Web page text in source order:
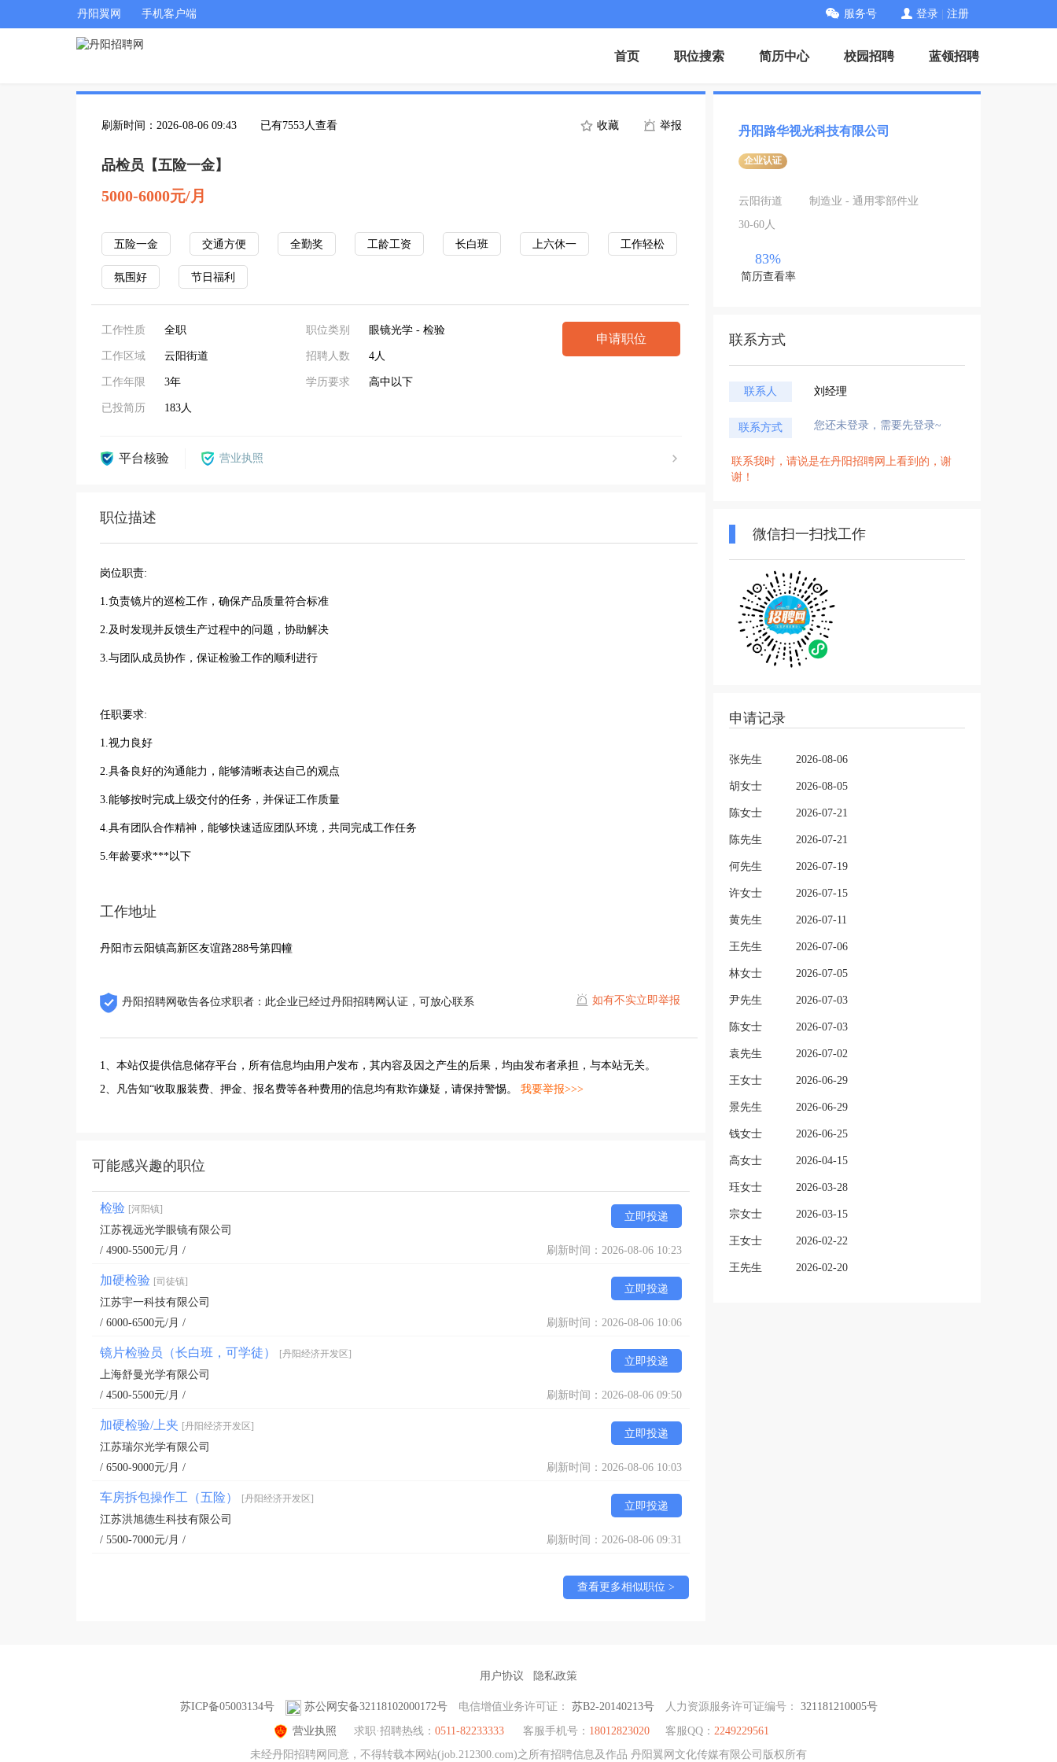
丹阳翼网 手机客户端 服务号 登录 注册
首页 职位搜索 简历中心 校园招聘 蓝领招聘
刷新时间：2026-08-06 09:43 已有7553人查看 收藏 举报
品检员【五险一金】
5000-6000元/月
五险一金 交通方便 全勤奖 工龄工资 长白班 上六休一 工作轻松
氛围好 节日福利
工作性质 全职
工作区域 云阳街道
工作年限 3年
已投简历 183人
职位类别 眼镜光学 - 检验
招聘人数 4人
学历要求 高中以下
申请职位
平台核验 营业执照
职位描述
岗位职责:
1.负责镜片的巡检工作，确保产品质量符合标准
2.及时发现并反馈生产过程中的问题，协助解决
3.与团队成员协作，保证检验工作的顺利进行
任职要求:
1.视力良好
2.具备良好的沟通能力，能够清晰表达自己的观点
3.能够按时完成上级交付的任务，并保证工作质量
4.具有团队合作精神，能够快速适应团队环境，共同完成工作任务
5.年龄要求***以下
工作地址
丹阳市云阳镇高新区友谊路288号第四幢
丹阳招聘网敬告各位求职者：此企业已经过丹阳招聘网认证，可放心联系 如有不实立即举报
1、本站仅提供信息储存平台，所有信息均由用户发布，其内容及因之产生的后果，均由发布者承担，与本站无关。
2、凡告知“收取服装费、押金、报名费等各种费用的信息均有欺诈嫌疑，请保持警惕。 我要举报>>>
可能感兴趣的职位
检验 [河阳镇]
立即投递
江苏视远光学眼镜有限公司
/ 4900-5500元/月 /
刷新时间：2026-08-06 10:23
加硬检验 [司徒镇]
立即投递
江苏宇一科技有限公司
/ 6000-6500元/月 /
刷新时间：2026-08-06 10:06
镜片检验员（长白班，可学徒） [丹阳经济开发区]
立即投递
上海舒曼光学有限公司
/ 4500-5500元/月 /
刷新时间：2026-08-06 09:50
加硬检验/上夹 [丹阳经济开发区]
立即投递
江苏瑞尔光学有限公司
/ 6500-9000元/月 /
刷新时间：2026-08-06 10:03
车房拆包操作工（五险） [丹阳经济开发区]
立即投递
江苏洪旭德生科技有限公司
/ 5500-7000元/月 /
刷新时间：2026-08-06 09:31
查看更多相似职位 >
丹阳路华视光科技有限公司
企业认证
云阳街道
制造业 - 通用零部件业
30-60人
83%
简历查看率
联系方式
联系人 刘经理
联系方式 您还未登录，需要先登录~
联系我时，请说是在丹阳招聘网上看到的，谢
谢！
微信扫一扫找工作
申请记录
张先生 2026-08-06
胡女士 2026-08-05
陈女士 2026-07-21
陈先生 2026-07-21
何先生 2026-07-19
许女士 2026-07-15
黄先生 2026-07-11
王先生 2026-07-06
林女士 2026-07-05
尹先生 2026-07-03
陈女士 2026-07-03
袁先生 2026-07-02
王女士 2026-06-29
景先生 2026-06-29
钱女士 2026-06-25
高女士 2026-04-15
珏女士 2026-03-28
宗女士 2026-03-15
王女士 2026-02-22
王先生 2026-02-20
用户协议 隐私政策
苏ICP备05003134号 苏公网安备32118102000172号 电信增值业务许可证： 苏B2-20140213号 人力资源服务许可证编号： 321181210005号
营业执照 求职·招聘热线： 0511-82233333 客服手机号： 18012823020 客服QQ： 2249229561
未经丹阳招聘网同意，不得转载本网站(job.212300.com)之所有招聘信息及作品 丹阳翼网文化传媒有限公司版权所有